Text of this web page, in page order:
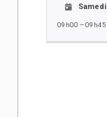
Samedi
09h00 – 09h45